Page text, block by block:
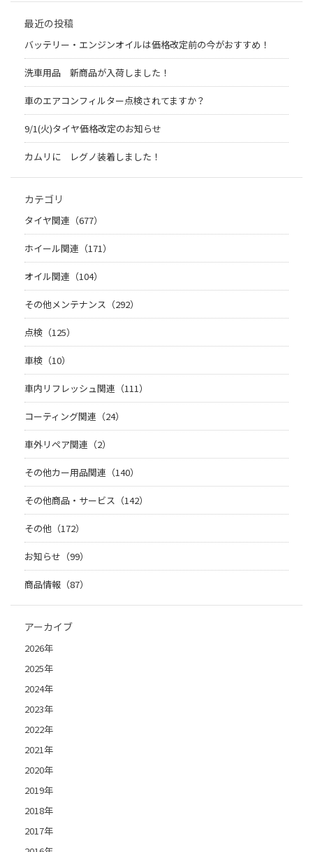
最近の投稿
バッテリー・エンジンオイルは価格改定前の今がおすすめ！
洗車用品 新商品が入荷しました！
車のエアコンフィルター点検されてますか？
9/1(火)タイヤ価格改定のお知らせ
カムリに レグノ装着しました！
カテゴリ
タイヤ関連（677）
ホイール関連（171）
オイル関連（104）
その他メンテナンス（292）
点検（125）
車検（10）
車内リフレッシュ関連（111）
コーティング関連（24）
車外リペア関連（2）
その他カー用品関連（140）
その他商品・サービス（142）
その他（172）
お知らせ（99）
商品情報（87）
アーカイブ
2026年
2025年
2024年
2023年
2022年
2021年
2020年
2019年
2018年
2017年